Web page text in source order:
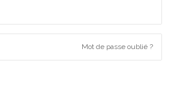
Mot de passe oublié ?